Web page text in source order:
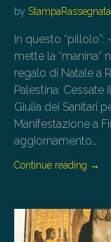
by StampaRassegnata
In questo “pillolo”:
mette la
regalo di Natale a
Palestina:
Giulia dei Sanitari
Manifestazione a
aggiornamento…
Continue reading →